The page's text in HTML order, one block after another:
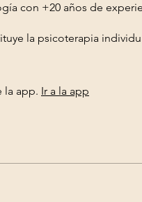
con +20 años de
la psicoterapia
la app. Ir a la app